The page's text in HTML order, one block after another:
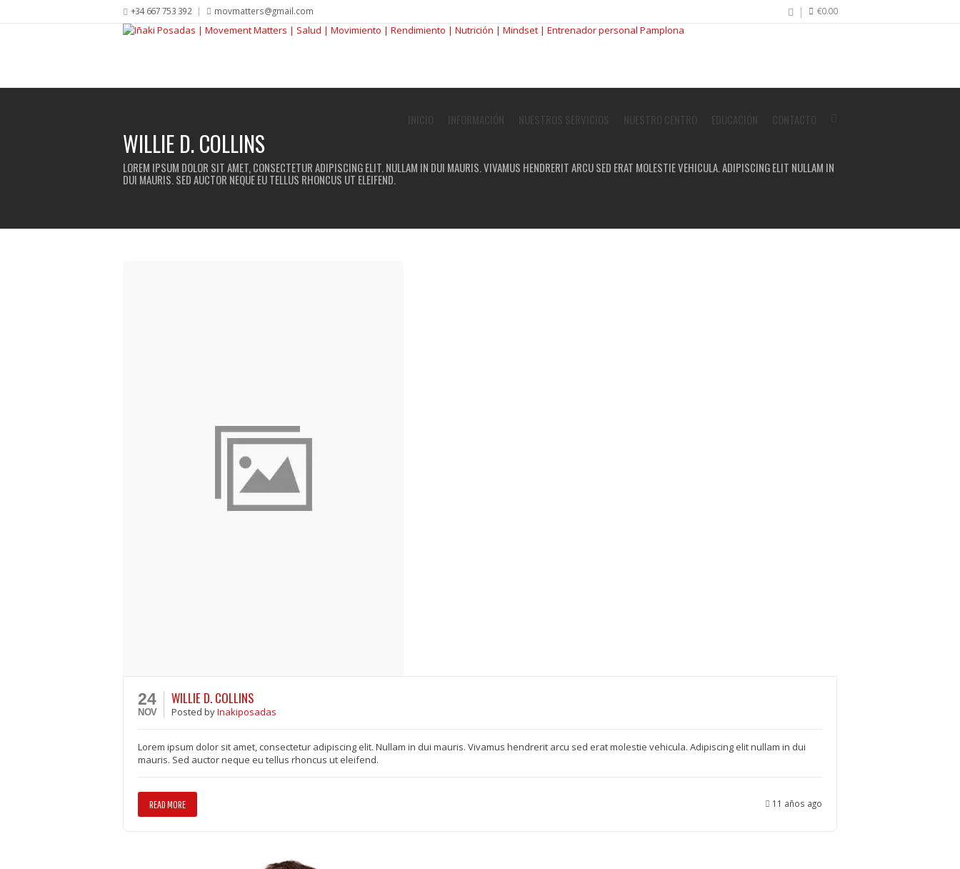
+34 667 753 392 movmatters@gmail.com €0.00
WILLIE D. COLLINS
LOREM IPSUM DOLOR SIT AMET, CONSECTETUR ADIPISCING ELIT. NULLAM IN DUI MAURIS. VIVAMUS HENDRERIT ARCU SED ERAT MOLESTIE VEHICULA. ADIPISCING ELIT NULLAM IN
DUI MAURIS. SED AUCTOR NEQUE EU TELLUS RHONCUS UT ELEIFEND.
24
NOV
WILLIE D. COLLINS
Posted byInakiposadas
Lorem ipsum dolor sit amet, consectetur adipiscing elit. Nullam in dui mauris. Vivamus hendrerit arcu sed erat molestie vehicula. Adipiscing elit nullam in dui
mauris. Sed auctor neque eu tellus rhoncus ut eleifend.
READ MORE 11 años ago